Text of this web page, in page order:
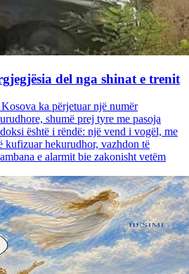
del nga shinat e trenit
ka përjetuar një numër
shumë prej tyre me pasoja
është i rëndë: një vend i vogël, me
kufizuar hekurudhor, vazhdon të
e alarmit bie zakonisht vetëm